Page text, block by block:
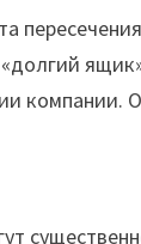
компании.